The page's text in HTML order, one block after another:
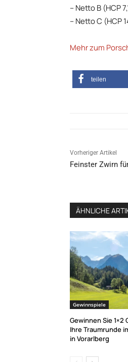
– Netto B (HCP
– Netto C (HCP
Mehr zum
teilen
Vorheriger Artikel
Feinster Zwirn
ÄHNLICHE
Gewinnspiele
Gewinnen Sie
Ihre Traumrunde
in Vorarlberg